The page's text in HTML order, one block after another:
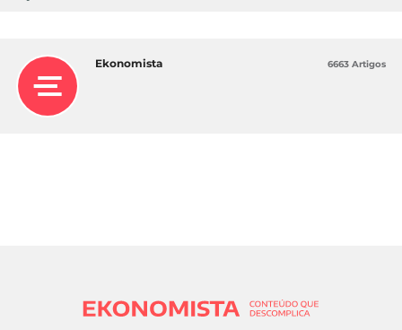
Ekonomista 6663 Artigos